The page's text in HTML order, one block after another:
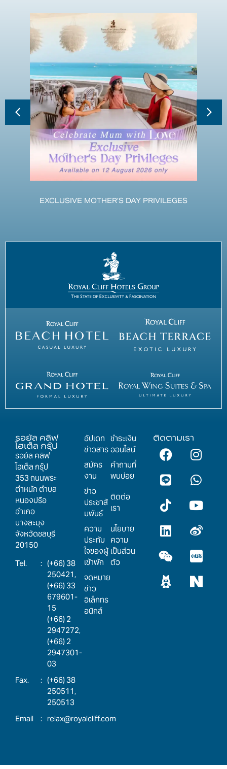
EXCLUSIVE MOTHER’S DAY PRIVILEGES
รอยัล คลิฟ
โฮเต็ล กรุ๊ป
รอยัล คลิฟ
โฮเต็ล กรุ๊ป
353 ถนนพระ
ตำหนัก ตำบล
หนองปรือ
อำเภอ
บางละมุง
จังหวัดชลบุรี
20150
: (+66) 38
250421,
(+66) 33
679601-
15
(+66) 2
2947272,
(+66) 2
2947301-
03
: (+66) 38
250511,
250513
: relax@royalcliff.com
อัปเดท
ข่าวสาร
ชำระเงิน
ออนไลน์
สมัคร
งาน
คำถามที่
พบบ่อย
ข่าว
ประชาสั
มพันธ์
ติดต่อ
เรา
ความ
ประทับ
ใจของผู้
เข้าพัก
นโยบาย
ความ
เป็นส่วน
ตัว
จดหมาย
ข่าว
อิเล็กทร
อนิกส์
ติดตามเรา